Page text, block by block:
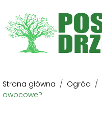
Strona główna / Ogród /
owocowe?